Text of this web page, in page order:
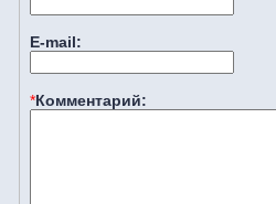
E-mail:
*Комментарий: